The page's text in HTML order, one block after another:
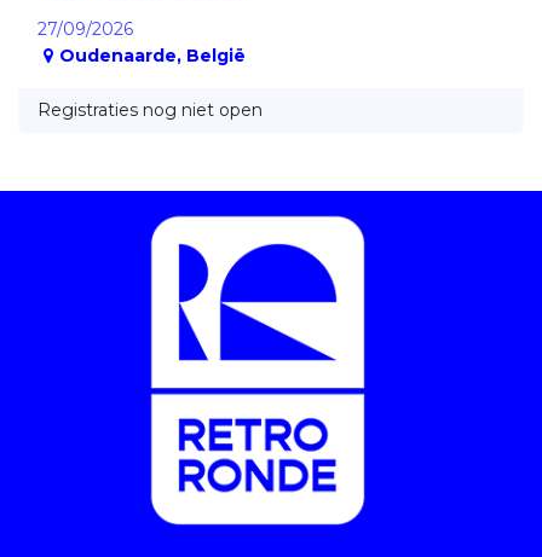
27/09/2026
Oudenaarde, België
Registraties nog niet open